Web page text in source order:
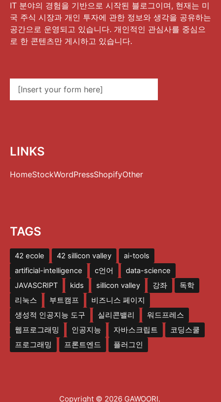
IT 분야의 경험을 기반으로 시작된 블로그이며, 현재는 미
국 주식 시장과 개인 투자에 관한 정보와 생각을 공유하는
공간으로 운영되고 있습니다. 개인적인 관심사를 중심으
로 한 콘텐츠만 게시하고 있습니다.
[Insert your form here]
LINKS
HomeStockWordPressShopifyOther
TAGS
42 ecole 42 sillicon valley
ai-tools
artificial-intelligence
c언어
data-science
JAVASCRIPT
kids sillicon valley 강좌
독학
리눅스
부트캠프
비즈니스 페이지
생성적 인공지능 도구
실리콘밸리
워드프레스
웹프로그래밍
인공지능 자바스크립트
코딩스쿨
프로그래밍
프론트엔드 플러그인
Copyright © 2026 GAWOORI.